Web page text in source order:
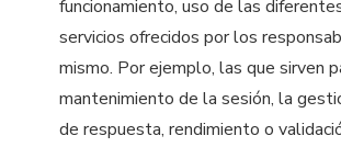
funcionamiento, uso de las
servicios ofrecidos por los
mismo. Por ejemplo, las que sirven
mantenimiento de la sesión, la
de respuesta, rendimiento o